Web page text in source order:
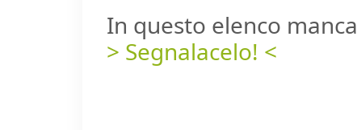
In questo elenco
> Segnalacelo! <